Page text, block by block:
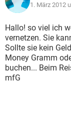
1. März 2012
Hallo! so viel ich
vernetzen. Sie
Sollte sie kein
Money Gramm
buchen... Beim
mfG